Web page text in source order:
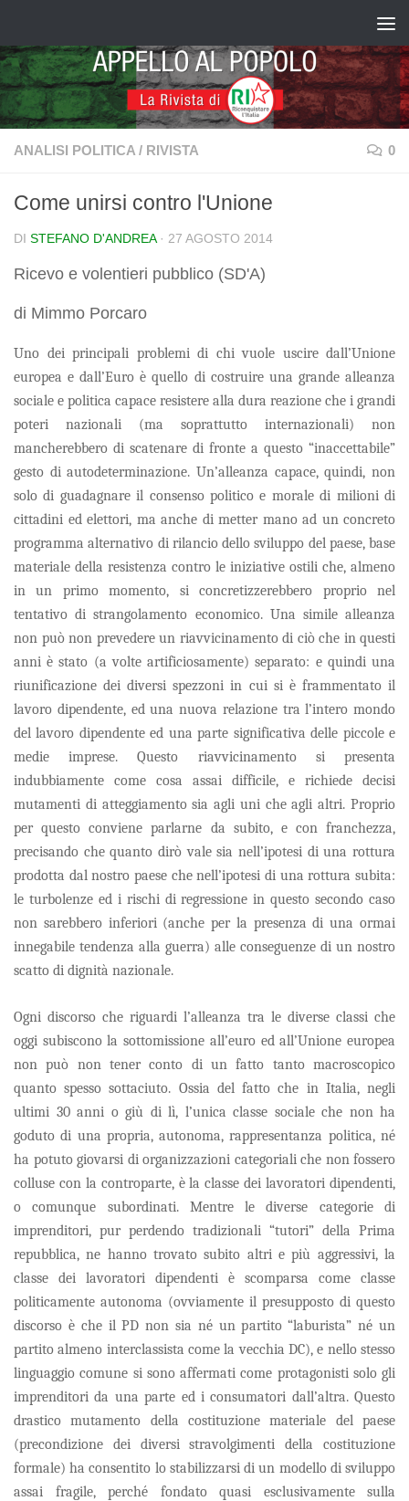
ANALISI POLITICA / RIVISTA 0
Come unirsi contro l'Unione
DI STEFANO D'ANDREA · 27 AGOSTO 2014
Ricevo e volentieri pubblico (SD'A)
di Mimmo Porcaro
Uno dei principali problemi di chi vuole uscire dall’Unione
europea e dall’Euro è quello di costruire una grande alleanza
sociale e politica capace resistere alla dura reazione che i grandi
poteri nazionali (ma soprattutto internazionali) non
mancherebbero di scatenare di fronte a questo “inaccettabile”
gesto di autodeterminazione. Un’alleanza capace, quindi, non
solo di guadagnare il consenso politico e morale di milioni di
cittadini ed elettori, ma anche di metter mano ad un concreto
programma alternativo di rilancio dello sviluppo del paese, base
materiale della resistenza contro le iniziative ostili che, almeno
in un primo momento, si concretizzerebbero proprio nel
tentativo di strangolamento economico. Una simile alleanza
non può non prevedere un riavvicinamento di ciò che in questi
anni è stato (a volte artificiosamente) separato: e quindi una
riunificazione dei diversi spezzoni in cui si è frammentato il
lavoro dipendente, ed una nuova relazione tra l’intero mondo
del lavoro dipendente ed una parte significativa delle piccole e
medie imprese. Questo riavvicinamento si presenta
indubbiamente come cosa assai difficile, e richiede decisi
mutamenti di atteggiamento sia agli uni che agli altri. Proprio
per questo conviene parlarne da subito, e con franchezza,
precisando che quanto dirò vale sia nell’ipotesi di una rottura
prodotta dal nostro paese che nell’ipotesi di una rottura subita:
le turbolenze ed i rischi di regressione in questo secondo caso
non sarebbero inferiori (anche per la presenza di una ormai
innegabile tendenza alla guerra) alle conseguenze di un nostro
scatto di dignità nazionale.
Ogni discorso che riguardi l’alleanza tra le diverse classi che
oggi subiscono la sottomissione all’euro ed all’Unione europea
non può non tener conto di un fatto tanto macroscopico
quanto spesso sottaciuto. Ossia del fatto che in Italia, negli
ultimi 30 anni o giù di lì, l’unica classe sociale che non ha
goduto di una propria, autonoma, rappresentanza politica, né
ha potuto giovarsi di organizzazioni categoriali che non fossero
colluse con la controparte, è la classe dei lavoratori dipendenti,
o comunque subordinati. Mentre le diverse categorie di
imprenditori, pur perdendo tradizionali “tutori” della Prima
repubblica, ne hanno trovato subito altri e più aggressivi, la
classe dei lavoratori dipendenti è scomparsa come classe
politicamente autonoma (ovviamente il presupposto di questo
discorso è che il PD non sia né un partito “laburista” né un
partito almeno interclassista come la vecchia DC), e nello stesso
linguaggio comune si sono affermati come protagonisti solo gli
imprenditori da una parte ed i consumatori dall’altra. Questo
drastico mutamento della costituzione materiale del paese
(precondizione dei diversi stravolgimenti della costituzione
formale) ha consentito lo stabilizzarsi di un modello di sviluppo
assai fragile, perché fondato quasi esclusivamente sulla